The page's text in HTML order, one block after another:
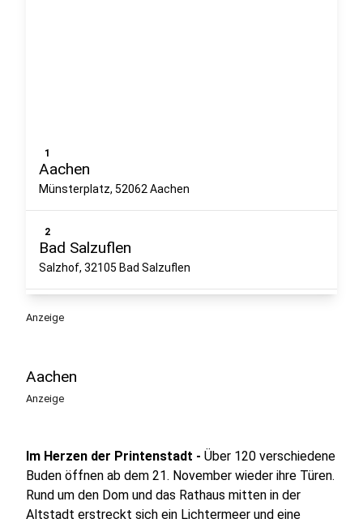
1
Aachen
Münsterplatz, 52062 Aachen
2
Bad Salzuflen
Salzhof, 32105 Bad Salzuflen
Borghorst
Dortmund
5
Düsseldorf
Düsseldorf Altstadt
Anzeige
Aachen
Anzeige
Im Herzen der Printenstadt - Über 120 verschiedene
Buden öffnen ab dem 21. November wieder ihre Türen.
Rund um den Dom und das Rathaus mitten in der
Altstadt erstreckt sich ein Lichtermeer und eine